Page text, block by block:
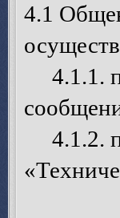
4.1
4.1.1.
4.1.2.